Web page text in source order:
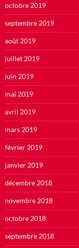
octobre 2019
septembre 2019
août 2019
juillet 2019
juin 2019
mai 2019
avril 2019
mars 2019
février 2019
janvier 2019
décembre 2018
novembre 2018
octobre 2018
septembre 2018